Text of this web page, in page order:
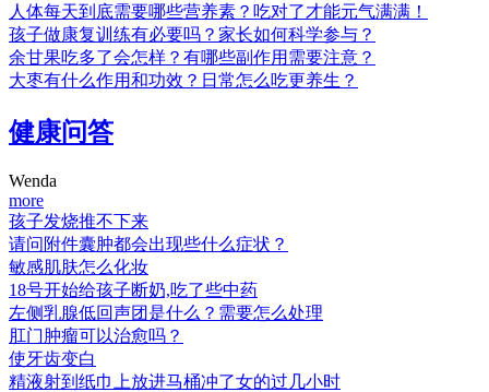
人体每天到底需要哪些营养素？吃对了才能元气满满！
孩子做康复训练有必要吗？家长如何科学参与？
余甘果吃多了会怎样？有哪些副作用需要注意？
大枣有什么作用和功效？日常怎么吃更养生？
健康问答
Wenda
more
孩子发烧推不下来
请问附件囊肿都会出现些什么症状？
敏感肌肤怎么化妆
18号开始给孩子断奶,吃了些中药
左侧乳腺低回声团是什么？需要怎么处理
肛门肿瘤可以治愈吗？
使牙齿变白
精液射到纸巾上放进马桶冲了女的过几小时